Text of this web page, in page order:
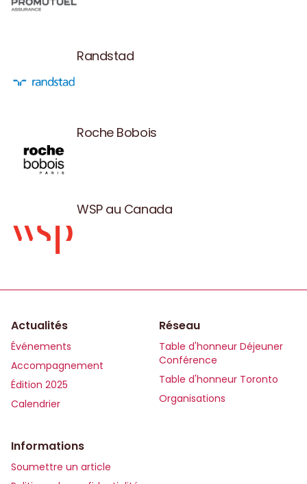
Randstad
Roche Bobois
WSP au Canada
Actualités
Événements
Accompagnement
Édition 2025
Calendrier
Réseau
Table d'honneur Déjeuner
Conférence
Table d'honneur Toronto
Organisations
Informations
Soumettre un article